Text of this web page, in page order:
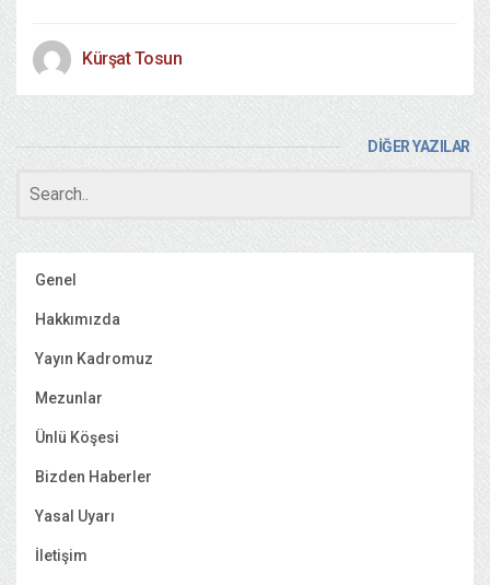
Kürşat Tosun
DİĞER YAZILAR
Genel
Hakkımızda
Yayın Kadromuz
Mezunlar
Ünlü Köşesi
Bizden Haberler
Yasal Uyarı
İletişim